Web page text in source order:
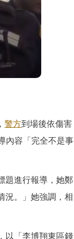
警方到場後依傷害
內容「完全不是事
題進行報導，她鄭
況。」她強調，相
以「李博翔東區錢